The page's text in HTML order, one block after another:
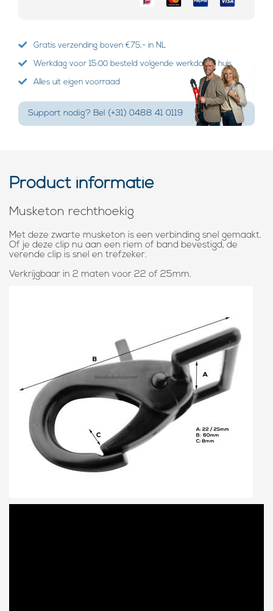
Gratis verzending boven €75,- in NL
Werkdag voor 15:00 besteld volgende werkdag in huis
Alles uit eigen voorraad
Support nodig? Bel (+31) 0488 41 0119
Product informatie
Musketon rechthoekig
Met deze zwarte musketon is een verbinding snel gemaakt.
Of je deze clip nu aan een riem of band bevestigd, de
verende clip is snel en trefzeker.
Verkrijgbaar in 2 maten voor 22 of 25mm.